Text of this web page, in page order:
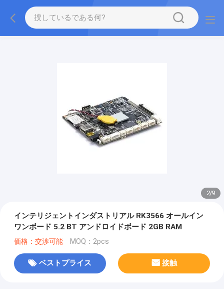
2/9
インテリジェントインダストリアル RK3566 オールイン
ワンボード 5.2 BT アンドロイドボード 2GB RAM
価格：交渉可能 MOQ：2pcs
ベストプライス 接触